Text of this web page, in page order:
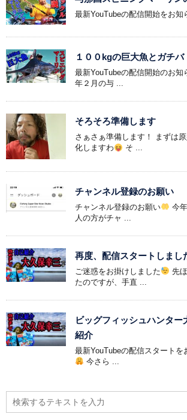
最新YouTubeの配信開始をお知
１００kgの巨大魚とガチバ
最新YouTubeの配信開始のお知
年２月の与 ...
そろそろ準備します
さぁさぁ準備します！ まずは
化しますわ
そ ...
チャンネル登録のお願い
チャンネル登録のお願い
今
人の方がチャ ...
再度、配信スタートしまし
ご迷惑をお掛けしました
先
たのですが、手直 ...
ビッグフィッシュハンター
紹介
最新YouTubeの配信スタートを
今さら ...